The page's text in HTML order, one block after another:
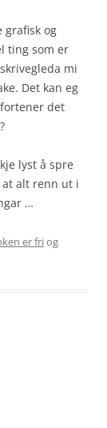
grafisk og
ting som er
mi
Det kan eg
det
lyst å spre
alt renn ut i
…
er friog